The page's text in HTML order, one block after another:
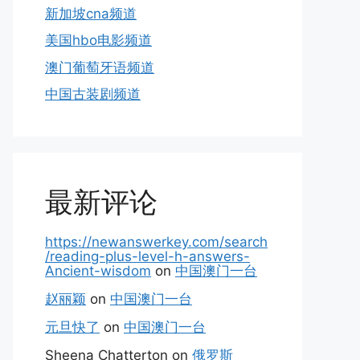
新加坡cna频道
美国hbo电影频道
澳门葡萄牙语频道
中国古装剧频道
最新评论
https://newanswerkey.com/search
/reading-plus-level-h-answers-
Ancient-wisdom on 中国澳门一台
赵丽颖 on 中国澳门一台
元旦快了 on 中国澳门一台
Sheena Chatterton on 俄罗斯